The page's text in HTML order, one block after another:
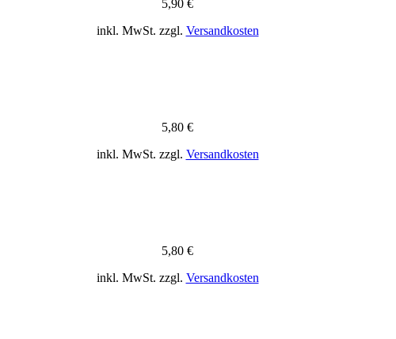
5,90 €
inkl. MwSt. zzgl. Versandkosten
5,80 €
inkl. MwSt. zzgl. Versandkosten
5,80 €
inkl. MwSt. zzgl. Versandkosten